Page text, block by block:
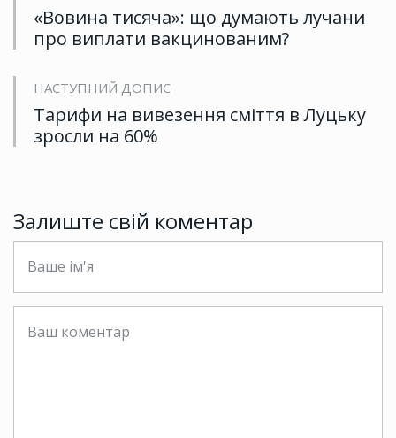
«Вовина тисяча»: що думають лучани
про виплати вакцинованим?
НАСТУПНИЙ ДОПИС
Тарифи на вивезення сміття в Луцьку
зросли на 60%
Залиште свій коментар